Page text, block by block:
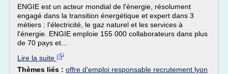
ENGIE est un acteur mondial de l'énergie, résolument
engagé dans la transition énergétique et expert dans 3
métiers : l'électricité, le gaz naturel et les services à
l'énergie. ENGIE emploie 155 000 collaborateurs dans plus
de 70 pays et...
Lire la suite
Thèmes liés : offre d'emploi responsable recrutement lyon